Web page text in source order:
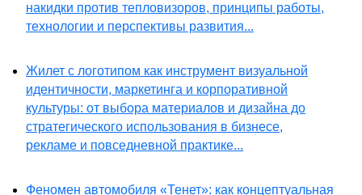
накидки против тепловизоров, принципы работы,
технологии и перспективы развития...
Жилет с логотипом как инструмент визуальной
идентичности, маркетинга и корпоративной
культуры: от выбора материалов и дизайна до
стратегического использования в бизнесе,
рекламе и повседневной практике...
Феномен автомобиля «Тенет»: как концептуальная